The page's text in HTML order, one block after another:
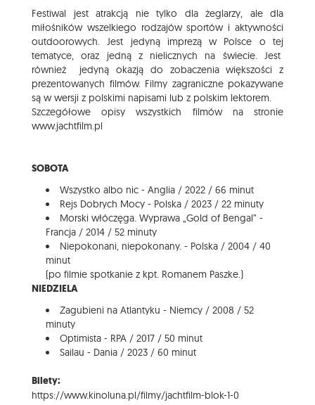
Festiwal jest atrakcją nie tylko dla żeglarzy, ale dla
miłośników wszelkiego rodzajów sportów i aktywności
outdoorowych. Jest jedyną imprezą w Polsce o tej
tematyce, oraz jedną z nielicznych na świecie. Jest
również jedyną okazją do zobaczenia większości z
prezentowanych filmów. Filmy zagraniczne pokazywane
są w wersji z polskimi napisami lub z polskim lektorem.
Szczegółowe opisy wszystkich filmów na stronie
www.jachtfilm.pl
SOBOTA
Wszystko albo nic - Anglia / 2022 / 66 minut
Rejs Dobrych Mocy - Polska / 2023 / 22 minuty
Morski włóczęga. Wyprawa „Gold of Bengal” -
Francja / 2014 / 52 minuty
Niepokonani, niepokonany. - Polska / 2004 / 40
minut
(po filmie spotkanie z kpt. Romanem Paszke.)
NIEDZIELA
Zagubieni na Atlantyku - Niemcy / 2008 / 52
minuty
Optimista - RPA / 2017 / 50 minut
Sailau - Dania / 2023 / 60 minut
Bilety:
https://www.kinoluna.pl/filmy/jachtfilm-blok-1-0